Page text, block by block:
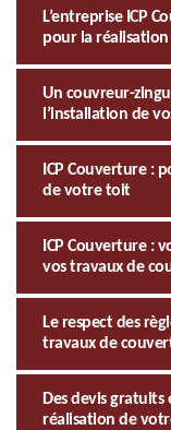
L’entreprise ICP
pour la réalisation
Un couvreur-
l’installation de
ICP Couverture :
de votre toit
ICP Couverture :
vos travaux de
Le respect des
travaux de
Des devis
réalisation de